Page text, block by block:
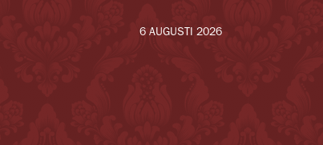
6 AUGUSTI 2026